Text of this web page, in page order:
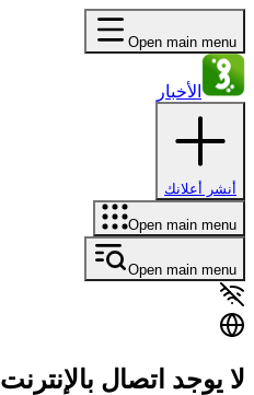
Open main menu
الأخبار
أنشر أعلانك
Open main menu
Open main menu
لا يوجد اتصال بالإنترنت